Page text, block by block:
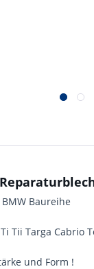
Baureihe
Tii Targa Cabrio
und Form !